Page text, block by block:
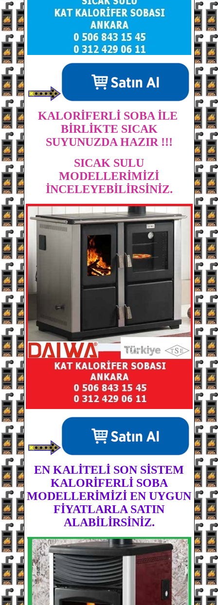
KALORİFERLİ SOBA İLE
BİRLİKTE SICAK
SUYUNUZDA HAZIR !!!
SICAK SULU
MODELLERİMİZİ
İNCELEYEBİLİRSİNİZ.
EN KALİTELİ SON SİSTEM
KALORİFERLİ SOBA
MODELLERİMİZİ EN UYGUN
FİYATLARLA SATIN
ALABİLİRSİNİZ.